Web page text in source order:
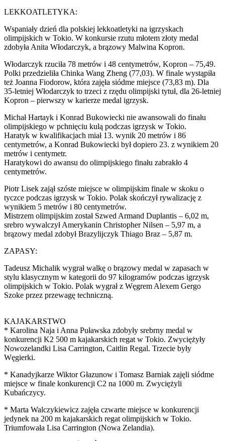
LEKKOATLETYKA:
Wspaniały dzień dla polskiej lekkoatletyki na igrzyskach
olimpijskich w Tokio. W konkursie rzutu młotem złoty medal
zdobyła Anita Włodarczyk, a brązowy Malwina Kopron.
Włodarczyk rzuciła 78 metrów i 48 centymetrów, Kopron – 75,49.
Polki przedzieliła Chinka Wang Zheng (77,03). W finale wystąpiła
też Joanna Fiodorow, która zajęła siódme miejsce (73,83 m). Dla
35-letniej Włodarczyk to trzeci z rzędu olimpijski tytuł, dla 26-letniej
Kopron – pierwszy w karierze medal igrzysk.
Michał Hartayk i Konrad Bukowiecki nie awansowali do finału
olimpijskiego w pchnięciu kulą podczas igrzysk w Tokio.
Haratyk w kwalifikacjach miał 13. wynik 20 metrów i 86
centymetrów, a Konrad Bukowiecki był dopiero 23. z wynikiem 20
metrów i centymetr.
Haratykowi do awansu do olimpijskiego finału zabrakło 4
centymetrów.
Piotr Lisek zajął szóste miejsce w olimpijskim finale w skoku o
tyczce podczas igrzysk w Tokio. Polak skończył rywalizację z
wynikiem 5 metrów i 80 centymetrów.
Mistrzem olimpijskim został Szwed Armand Duplantis – 6,02 m,
srebro wywalczył Amerykanin Christopher Nilsen – 5,97 m, a
brązowy medal zdobył Brazylijczyk Thiago Braz – 5,87 m.
ZAPASY:
Tadeusz Michalik wygrał walkę o brązowy medal w zapasach w
stylu klasycznym w kategorii do 97 kilogramów podczas igrzysk
olimpijskich w Tokio. Polak wygrał z Węgrem Alexem Gergo
Szoke przez przewagę techniczną.
KAJAKARSTWO
* Karolina Naja i Anna Puławska zdobyły srebrny medal w
konkurencji K2 500 m kajakarskich regat w Tokio. Zwyciężyły
Nowozelandki Lisa Carrington, Caitlin Regal. Trzecie były
Węgierki.
* Kanadyjkarze Wiktor Głazunow i Tomasz Barniak zajęli siódme
miejsce w finale konkurencji C2 na 1000 m. Zwyciężyli
Kubańczycy.
* Marta Walczykiewicz zajęła czwarte miejsce w konkurencji
jedynek na 200 m kajakarskich regat olimpijskich w Tokio.
Triumfowała Lisa Carrington (Nowa Zelandia).